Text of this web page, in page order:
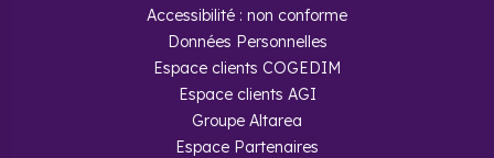
Dans quels quartiers investir à
S’il ne fallait choisir que deux quartiers à Sète pour
investir, nous vous conseillerons sur miser sur le
quartier de la gare et le quartier de la presqu’île de
Accessibilité : non conforme
Données Personnelles
Espace clients COGEDIM
Espace clients AGI
Groupe Altarea
Espace Partenaires